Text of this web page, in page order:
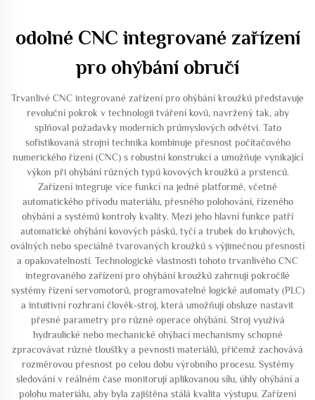
odolné CNC integrované zařízení
pro ohýbání obručí
Trvanlivé CNC integrované zařízení pro ohýbání kroužků představuje
revoluční pokrok v technologii tváření kovů, navržený tak, aby
splňoval požadavky moderních průmyslových odvětví. Tato
sofistikovaná strojní technika kombinuje přesnost počítačového
numerického řízení (CNC) s robustní konstrukcí a umožňuje vynikající
výkon při ohýbání různých typů kovových kroužků a prstenců.
Zařízení integruje více funkcí na jedné platformě, včetně
automatického přívodu materiálu, přesného polohování, řízeného
ohýbání a systémů kontroly kvality. Mezi jeho hlavní funkce patří
automatické ohýbání kovových pásků, tyčí a trubek do kruhových,
oválných nebo speciálně tvarovaných kroužků s výjimečnou přesností
a opakovatelností. Technologické vlastnosti tohoto trvanlivého CNC
integrovaného zařízení pro ohýbání kroužků zahrnují pokročilé
systémy řízení servomotorů, programovatelné logické automaty (PLC)
a intuitivní rozhraní člověk-stroj, která umožňují obsluze nastavit
přesné parametry pro různé operace ohýbání. Stroj využívá
hydraulické nebo mechanické ohýbací mechanismy schopné
zpracovávat různé tloušťky a pevnosti materiálů, přičemž zachovává
rozměrovou přesnost po celou dobu výrobního procesu. Systémy
sledování v reálném čase monitorují aplikovanou sílu, úhly ohýbání a
polohu materiálu, aby byla zajištěna stálá kvalita výstupu. Zařízení